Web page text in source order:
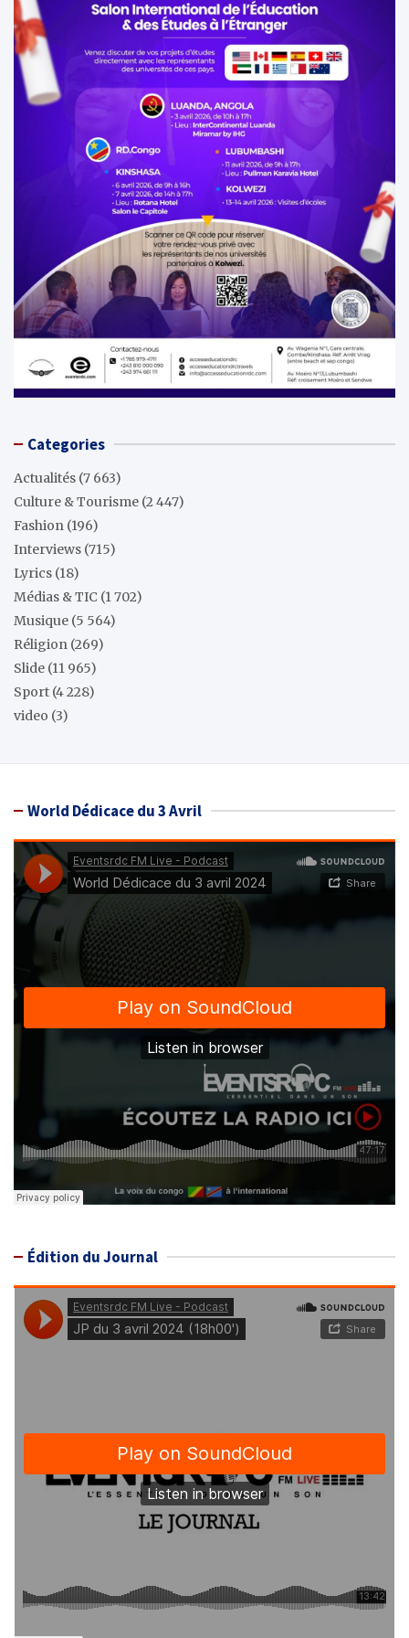
Categories
Actualités (7 663)
Culture & Tourisme (2 447)
Fashion (196)
Interviews (715)
Lyrics (18)
Médias & TIC (1 702)
Musique (5 564)
Réligion (269)
Slide (11 965)
Sport (4 228)
video (3)
World Dédicace du 3 Avril
Édition du Journal